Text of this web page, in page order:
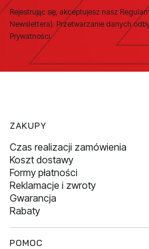
Rejestrując się, akceptujesz nasz
Newslettera). Przetwarzanie danych
Prywatności.
ZAKUPY
Czas realizacji zamówienia
Koszt dostawy
Formy płatności
Reklamacje i zwroty
Gwarancja
Rabaty
POMOC